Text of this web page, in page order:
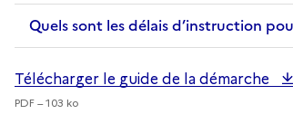
Quels sont les délais d’instruction
Télécharger le guide de la démarche
PDF – 103 ko